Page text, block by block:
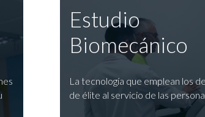
Estudio
Biomecánico
La tecnología que emplean los
de élite al servicio de las